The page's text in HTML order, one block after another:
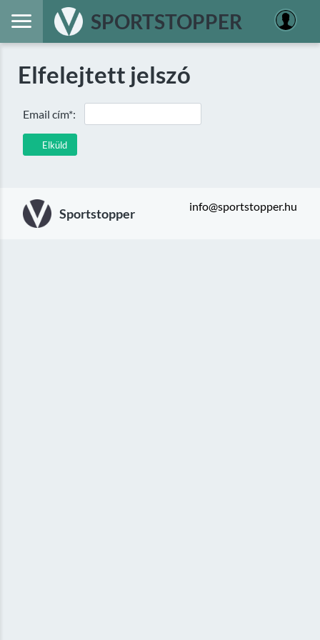
SPORTSTOPPER
Elfelejtett jelszó
Elküld
Email cím*:
Sportstopper info@sportstopper.hu